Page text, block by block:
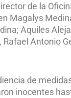
de la
Magalys
Aquiles
Antonio
de
inocentes